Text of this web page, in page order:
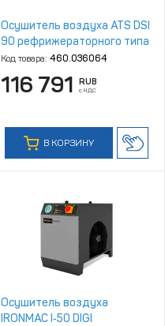
Осушитель воздуха ATS DSI
90 рефрижераторного типа
Код товара: 460.036064
116 791 RUB
с НДС
В КОРЗИНУ
Осушитель воздуха
IRONMAC I‑50 DIGI